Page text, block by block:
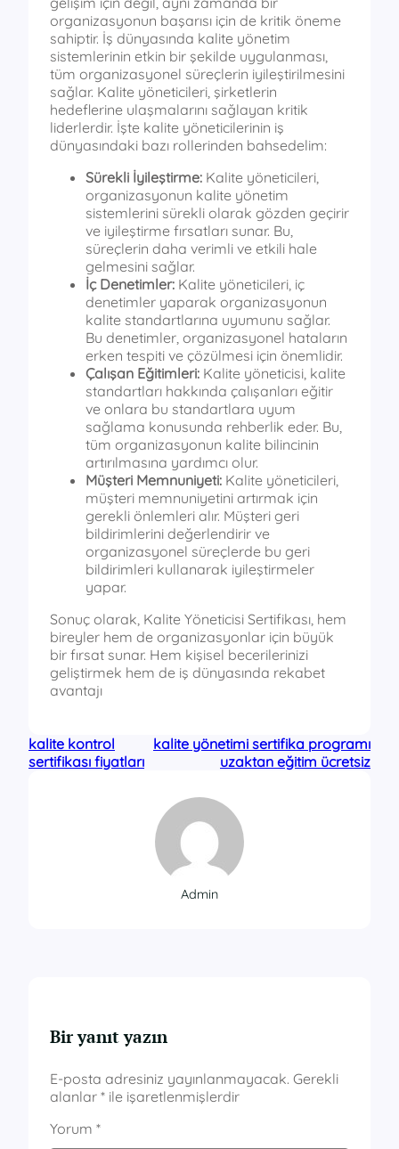
organizasyonun başarısı için de kritik öneme
sahiptir. İş dünyasında kalite yönetim
sistemlerinin etkin bir şekilde uygulanması,
tüm organizasyonel süreçlerin iyileştirilmesini
sağlar. Kalite yöneticileri, şirketlerin
hedeflerine ulaşmalarını sağlayan kritik
liderlerdir. İşte kalite yöneticilerinin iş
dünyasındaki bazı rollerinden bahsedelim:
Sürekli İyileştirme: Kalite yöneticileri,
organizasyonun kalite yönetim
sistemlerini sürekli olarak gözden geçirir
ve iyileştirme fırsatları sunar. Bu,
süreçlerin daha verimli ve etkili hale
gelmesini sağlar.
İç Denetimler: Kalite yöneticileri, iç
denetimler yaparak organizasyonun
kalite standartlarına uyumunu sağlar.
Bu denetimler, organizasyonel hataların
erken tespiti ve çözülmesi için önemlidir.
Çalışan Eğitimleri: Kalite yöneticisi, kalite
standartları hakkında çalışanları eğitir
ve onlara bu standartlara uyum
sağlama konusunda rehberlik eder. Bu,
tüm organizasyonun kalite bilincinin
artırılmasına yardımcı olur.
Müşteri Memnuniyeti: Kalite yöneticileri,
müşteri memnuniyetini artırmak için
gerekli önlemleri alır. Müşteri geri
bildirimlerini değerlendirir ve
organizasyonel süreçlerde bu geri
bildirimleri kullanarak iyileştirmeler
yapar.
Sonuç olarak, Kalite Yöneticisi Sertifikası, hem
bireyler hem de organizasyonlar için büyük
bir fırsat sunar. Hem kişisel becerilerinizi
geliştirmek hem de iş dünyasında rekabet
avantajı
kalite kontrol
sertifikası fiyatları
kalite yönetimi sertifika programı
uzaktan eğitim ücretsiz
Admin
Bir yanıt yazın
E-posta adresiniz yayınlanmayacak. Gerekli
alanlar * ile işaretlenmişlerdir
Yorum *